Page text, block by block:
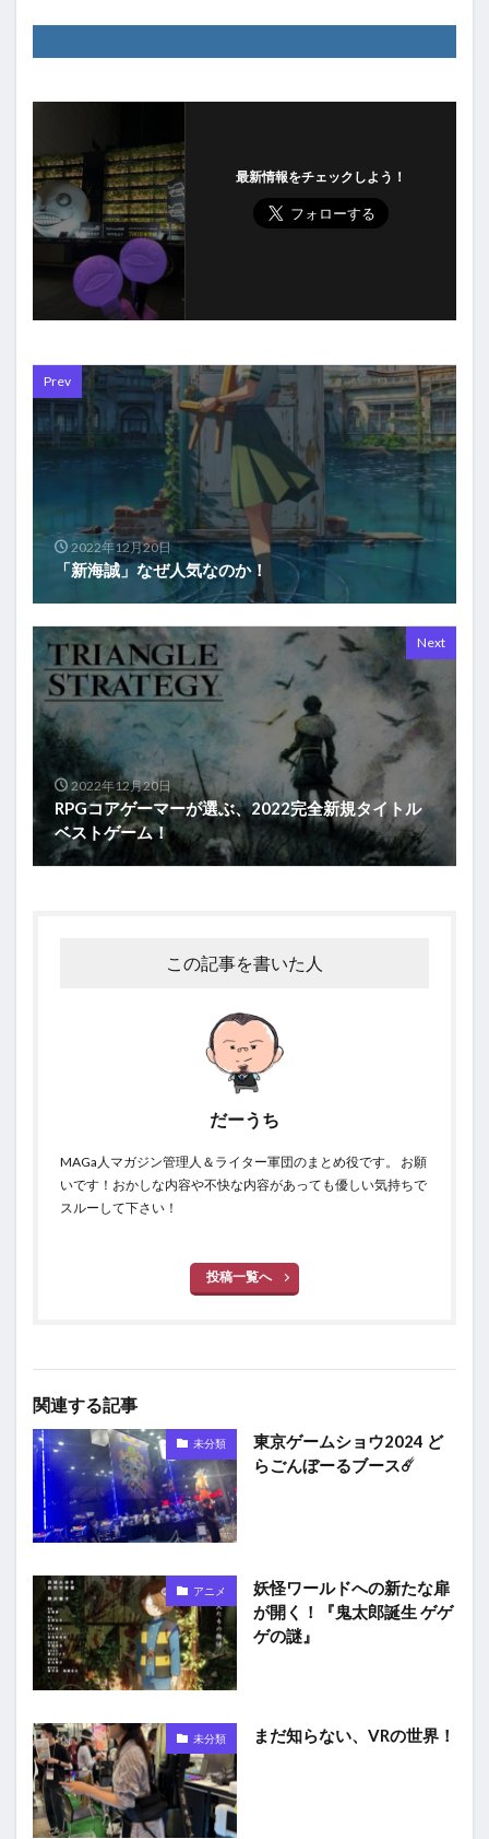
最新情報をチェックしよう！
Prev
2022年12月20日
「新海誠」なぜ人気なのか！
Next
2022年12月20日
RPGコアゲーマーが選ぶ、2022完全新規タイトル
ベストゲーム！
この記事を書いた人
だーうち
MAGa人マガジン管理人＆ライター軍団のまとめ役です。 お願
いです！おかしな内容や不快な内容があっても優しい気持ちで
スルーして下さい！
投稿一覧へ
関連する記事
未分類
東京ゲームショウ2024 ど
らごんぼーるブース☄️
アニメ
妖怪ワールドへの新たな扉
が開く！『鬼太郎誕生 ゲゲ
ゲの謎』
未分類 まだ知らない、VRの世界！